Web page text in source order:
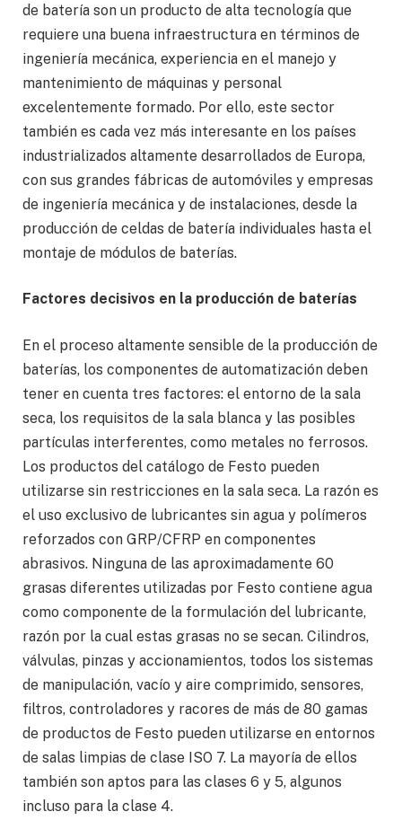
de batería son un producto de alta tecnología que
requiere una buena infraestructura en términos de
ingeniería mecánica, experiencia en el manejo y
mantenimiento de máquinas y personal
excelentemente formado. Por ello, este sector
también es cada vez más interesante en los países
industrializados altamente desarrollados de Europa,
con sus grandes fábricas de automóviles y empresas
de ingeniería mecánica y de instalaciones, desde la
producción de celdas de batería individuales hasta el
montaje de módulos de baterías.
Factores decisivos en la producción de baterías
En el proceso altamente sensible de la producción de
baterías, los componentes de automatización deben
tener en cuenta tres factores: el entorno de la sala
seca, los requisitos de la sala blanca y las posibles
partículas interferentes, como metales no ferrosos.
Los productos del catálogo de Festo pueden
utilizarse sin restricciones en la sala seca. La razón es
el uso exclusivo de lubricantes sin agua y polímeros
reforzados con GRP/CFRP en componentes
abrasivos. Ninguna de las aproximadamente 60
grasas diferentes utilizadas por Festo contiene agua
como componente de la formulación del lubricante,
razón por la cual estas grasas no se secan. Cilindros,
válvulas, pinzas y accionamientos, todos los sistemas
de manipulación, vacío y aire comprimido, sensores,
filtros, controladores y racores de más de 80 gamas
de productos de Festo pueden utilizarse en entornos
de salas limpias de clase ISO 7. La mayoría de ellos
también son aptos para las clases 6 y 5, algunos
incluso para la clase 4.